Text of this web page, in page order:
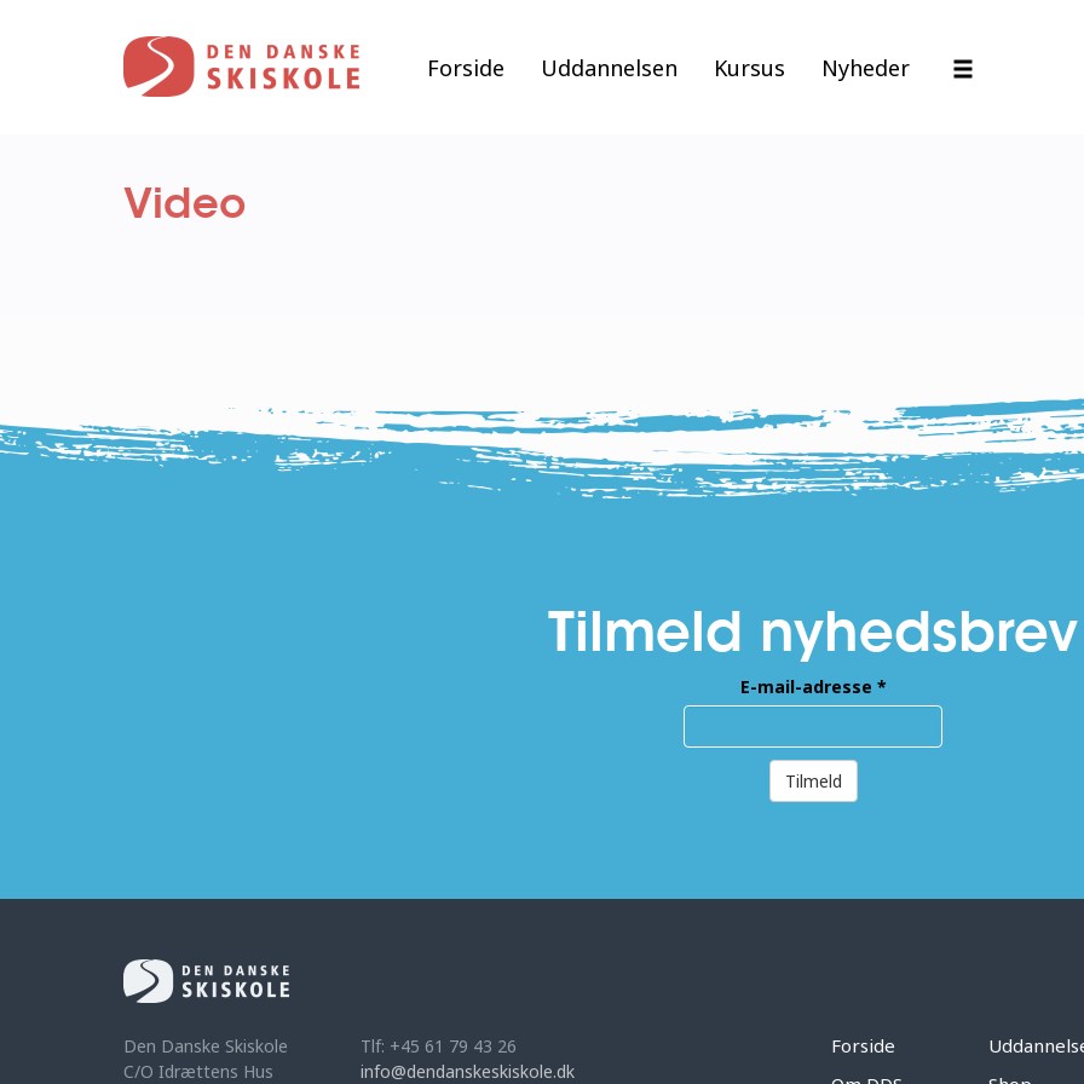
Forside Uddannelsen Kursus Nyheder
Video
Tilmeld nyhedsbrev
E-mail-adresse *
Tilmeld
Den Danske Skiskole
C/O Idrættens Hus
Tlf: +45 61 79 43 26
info@dendanskeskiskole.dk
Forside